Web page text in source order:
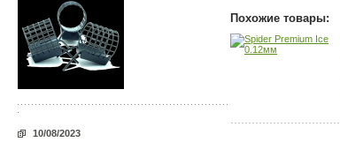
10/08/2023
Похожие товары: